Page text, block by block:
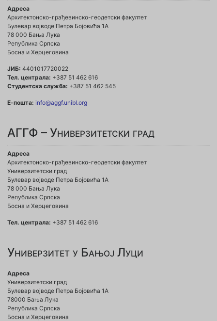
Адреса
Архитектонско-грађевинско-геодетски факултет
Булевар војводе Петра Бојовића 1A
78 000 Бања Лука
Република Српска
Босна и Херцеговина
ЈИБ: 4401017720022
Тел. централа: +387 51 462 616
Студентска служба: +387 51 462 545
Е-пошта: info@aggf.unibl.org
АГГФ – Универзитетски град
Адреса
Архитектонско-грађевинско-геодетски факултет
Универзитетски град
Булевар војводе Петра Бојовића 1A
78 000 Бања Лука
Република Српска
Босна и Херцеговина
Тел. централа: +387 51 462 616
Универзитет у Бањој Луци
Адреса
Универзитетски град
Булевар војводе Петра Бојовића 1А
78000 Бања Лука
Република Српска
Босна и Херцеговина